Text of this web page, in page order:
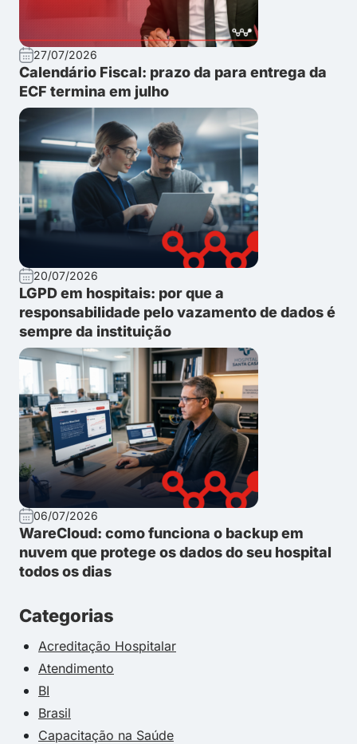
27/07/2026
Calendário Fiscal: prazo da para entrega da
ECF termina em julho
20/07/2026
LGPD em hospitais: por que a
responsabilidade pelo vazamento de dados é
sempre da instituição
06/07/2026
WareCloud: como funciona o backup em
nuvem que protege os dados do seu hospital
todos os dias
Categorias
Acreditação Hospitalar
Atendimento
BI
Brasil
Capacitação na Saúde